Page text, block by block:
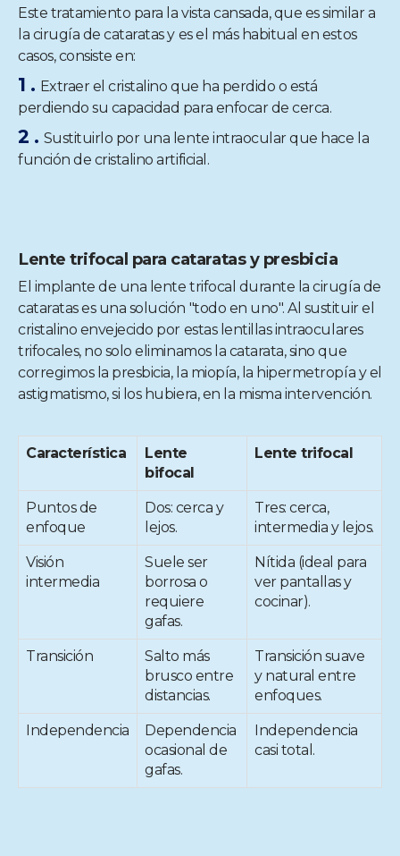
Este tratamiento para la vista cansada, que es similar a
la cirugía de cataratas y es el más habitual en estos
casos, consiste en:
Extraer el cristalino que ha perdido o está
perdiendo su capacidad para enfocar de cerca.
Sustituirlo por una lente intraocular que hace la
función de cristalino artificial.
Lente trifocal para cataratas y presbicia
El implante de una lente trifocal durante la cirugía de
cataratas es una solución "todo en uno". Al sustituir el
cristalino envejecido por estas lentillas intraoculares
trifocales, no solo eliminamos la catarata, sino que
corregimos la presbicia, la miopía, la hipermetropía y el
astigmatismo, si los hubiera, en la misma intervención.
Característica
Lente
bifocal
Lente trifocal
Puntos de
enfoque
Dos: cerca y
lejos.
Tres: cerca,
intermedia y lejos.
Visión
intermedia
Suele ser
borrosa o
requiere
gafas.
Nítida (ideal para
ver pantallas y
cocinar).
Transición
Salto más
brusco entre
distancias.
Transición suave
y natural entre
enfoques.
Independencia
Dependencia
ocasional de
gafas.
Independencia
casi total.